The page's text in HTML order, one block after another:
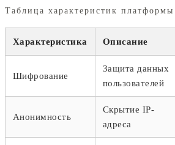
Таблица характеристик платформы
Характеристика Описание
Шифрование
Защита данных
пользователей
Анонимность
Скрытие IP-
адреса